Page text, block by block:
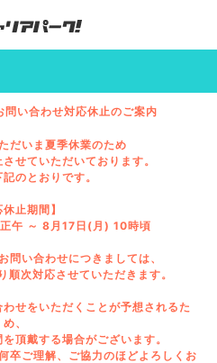
問い合わせ対応休止のご案内
だいま夏季休業のため
せていただいております。
のとおりです。
休止期間】
午 ～ 8月17日(月) 10時頃
問い合わせにつきましては、
次対応させていただきます。
せをいただくことが予想されるた
め、
頂戴する場合がございます。
卒ご理解、ご協力のほどよろしくお